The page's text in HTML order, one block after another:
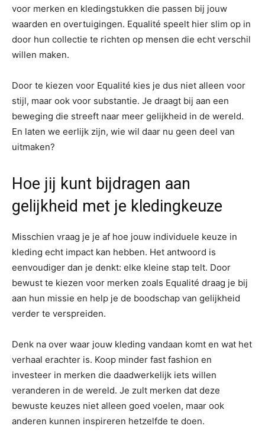
voor merken en kledingstukken die passen bij jouw
waarden en overtuigingen. Equalité speelt hier slim op in
door hun collectie te richten op mensen die echt verschil
willen maken.
Door te kiezen voor Equalité kies je dus niet alleen voor
stijl, maar ook voor substantie. Je draagt bij aan een
beweging die streeft naar meer gelijkheid in de wereld.
En laten we eerlijk zijn, wie wil daar nu geen deel van
uitmaken?
Hoe jij kunt bijdragen aan
gelijkheid met je kledingkeuze
Misschien vraag je je af hoe jouw individuele keuze in
kleding echt impact kan hebben. Het antwoord is
eenvoudiger dan je denkt: elke kleine stap telt. Door
bewust te kiezen voor merken zoals Equalité draag je bij
aan hun missie en help je de boodschap van gelijkheid
verder te verspreiden.
Denk na over waar jouw kleding vandaan komt en wat het
verhaal erachter is. Koop minder fast fashion en
investeer in merken die daadwerkelijk iets willen
veranderen in de wereld. Je zult merken dat deze
bewuste keuzes niet alleen goed voelen, maar ook
anderen kunnen inspireren hetzelfde te doen.